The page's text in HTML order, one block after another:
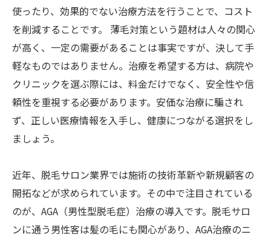
使ったり、効果的でない治療方法を行うことで、コスト
を削減することです。 薄毛対策という題材は人々の関心
が高く、一定の需要があることは事実ですが、決して手
軽なものではありません。治療を希望する方は、病院や
クリニックを選ぶ際には、料金だけでなく、安全性や信
頼性を重視する必要があります。安価な治療に騙され
ず、正しい医療情報を入手し、健康につながる選択をし
ましょう。
近年、脱毛サロン業界では施術の技術革新や新規顧客の
開拓などが求められています。その中で注目されている
のが、AGA（男性型脱毛症）治療の導入です。脱毛サロ
ンに通う男性客は髪の毛にも関心があり、AGA治療のニ